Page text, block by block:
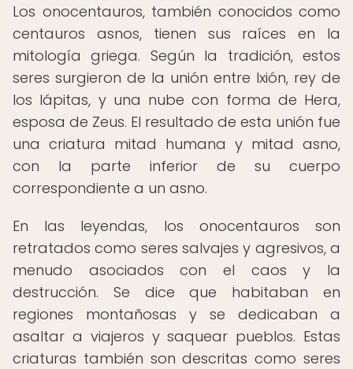
Los onocentauros, también conocidos como
centauros asnos, tienen sus raíces en la
mitología griega. Según la tradición, estos
seres surgieron de la unión entre Ixión, rey de
los lápitas, y una nube con forma de Hera,
esposa de Zeus. El resultado de esta unión fue
una criatura mitad humana y mitad asno,
con la parte inferior de su cuerpo
correspondiente a un asno.
En las leyendas, los onocentauros son
retratados como seres salvajes y agresivos, a
menudo asociados con el caos y la
destrucción. Se dice que habitaban en
regiones montañosas y se dedicaban a
asaltar a viajeros y saquear pueblos. Estas
criaturas también son descritas como seres